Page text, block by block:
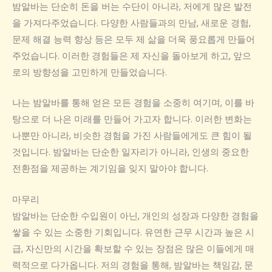
밤알바는 단순히 돈을 버는 수단이 아니라, 저에게 많은 발전
을 가져다주었습니다. 다양한 사람들과의 만남, 새로운 경험,
문제 해결 능력 향상 등은 모두 제 삶을 더욱 풍요롭게 만들어
주었습니다. 이러한 경험들은 제 자신을 돌아보게 하고, 앞으
로의 방향성을 고민하게 만들었습니다.
나는 밤알바를 통해 얻은 모든 경험을 소중히 여기며, 이를 바
탕으로 더 나은 미래를 만들어 가고자 합니다. 이러한 변화는
나뿐만 아니라, 비슷한 경험을 가진 사람들에게도 큰 힘이 될
것입니다. 밤알바는 단순한 일자리가 아니라, 인생의 중요한
전환점을 제공하는 계기임을 잊지 말아야 합니다.
마무리
밤알바는 단순한 수입원이 아닌, 개인의 성장과 다양한 경험을
쌓을 수 있는 소중한 기회입니다. 유연한 근무 시간과 높은 시
급, 자신만의 시간을 확보할 수 있는 장점은 많은 이들에게 매
력적으로 다가옵니다. 저의 경험을 통해, 밤알바는 책임감, 문